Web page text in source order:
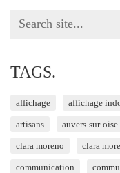
Search
TAGS.
affichage affichage
artisans auvers-sur-oise
clara moreno clara
communication